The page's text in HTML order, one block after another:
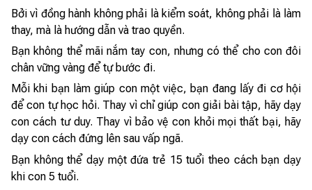
Bởi vì đồng hành không phải là kiểm soát, không phải là làm
thay, mà là hướng dẫn và trao quyền.
Bạn không thể mãi nắm tay con, nhưng có thể cho con đôi
chân vững vàng để tự bước đi.
Mỗi khi bạn làm giúp con một việc, bạn đang lấy đi cơ hội
để con tự học hỏi. Thay vì chỉ giúp con giải bài tập, hãy dạy
con cách tư duy. Thay vì bảo vệ con khỏi mọi thất bại, hãy
dạy con cách đứng lên sau vấp ngã.
Bạn không thể dạy một đứa trẻ 15 tuổi theo cách bạn dạy
khi con 5 tuổi.